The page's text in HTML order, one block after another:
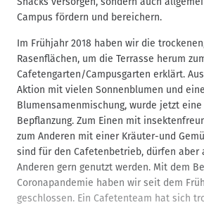
Küche zum Kochen zu haben.
Weinberg haben wir einen
angeschafft. Der Ofen hat an der Cafete
aber wurde bewusst so konzipiert, dass
Gabelstapler auf dem Campus verfahr
Pizzaofen neben der Cafete selbst auch
der Fachschaft und der Fakultät genutzt
sind wir immer offen für studentische
auch alle anderen Fakultäten in
Organisationen die Cafete als Ort und
Pizzaofen für Veranstaltungen
Campus fördern und bereichern.
Im Frühjahr 2018 haben wir die
Rasenflächen, um die Terrasse herum
Cafetengarten/Campusgarten erklärt.
Aktion mit vielen Sonnenblumen und
Blumensamenmischung, wurde jetzt
Bepflanzung. Zum Einen mit
zum Anderen mit einer Kräuter-und
sind für den Cafetenbetrieb, dürfen aber
Anderen gern genutzt werden. Mit dem
Coronapandemie haben wir seit dem
geschlossen. Ein Cafetenteam hat sich